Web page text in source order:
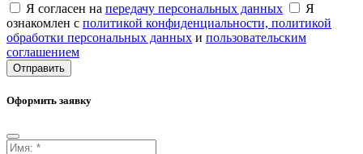
Я согласен на передачу персональных данных
Я
ознакомлен с политикой конфиденциальности, политикой
обработки персональных данных и пользовательским
соглашением
Отправить
Оформить заявку